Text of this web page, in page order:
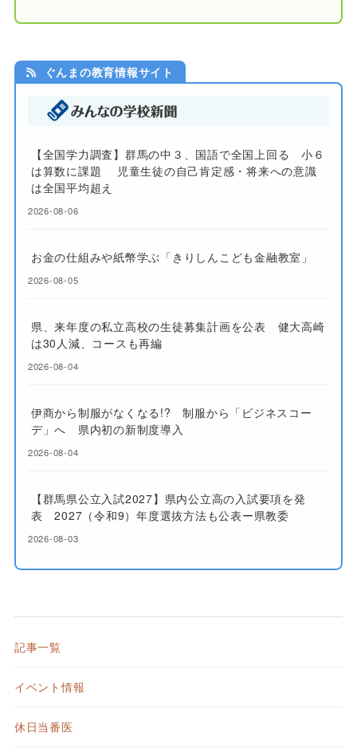
ぐんまの教育情報サイト
【全国学力調査】群馬の中３、国語で全国上回る 小６
は算数に課題 児童生徒の自己肯定感・将来への意識
は全国平均超え
2026-08-06
お金の仕組みや紙幣学ぶ「きりしんこども金融教室」
2026-08-05
県、来年度の私立高校の生徒募集計画を公表 健大高崎
は30人減、コースも再編
2026-08-04
伊商から制服がなくなる!? 制服から「ビジネスコー
デ」へ 県内初の新制度導入
2026-08-04
【群馬県公立入試2027】県内公立高の入試要項を発
表 2027（令和9）年度選抜方法も公表ー県教委
2026-08-03
記事一覧
イベント情報
休日当番医